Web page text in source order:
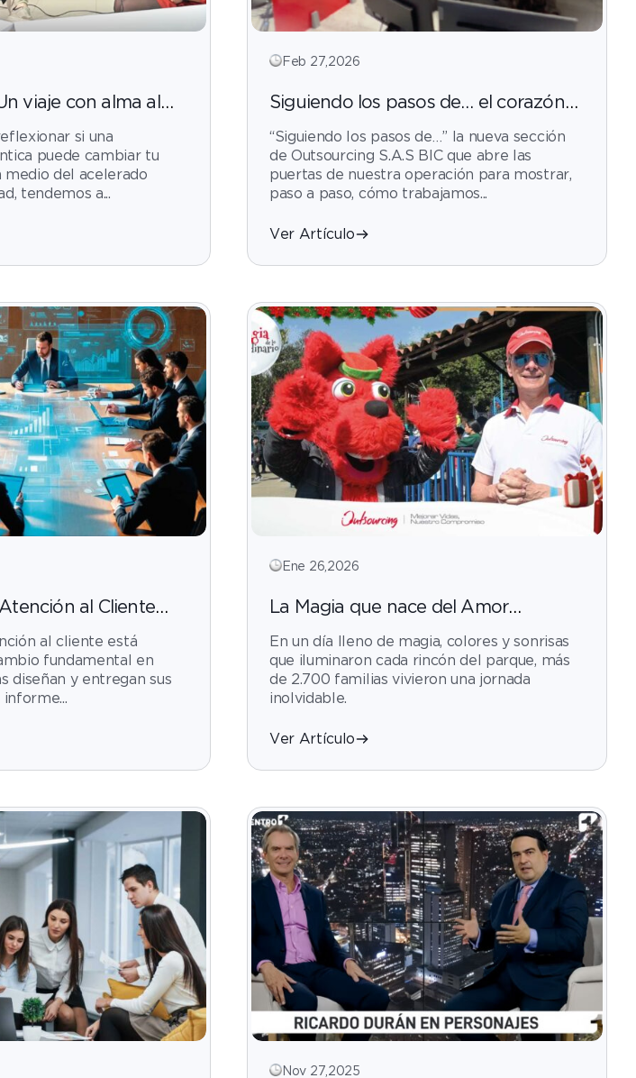
viaje con alma al
si una
puede cambiar tu
medio del acelerado
tendemos a...
Feb 27,2026
Siguiendo los pasos de… el corazón
“Siguiendo los pasos de…” la nueva sección
de Outsourcing S.A.S BIC que abre las
puertas de nuestra operación para mostrar,
paso a paso, cómo trabajamos...
Ver Artículo
al Cliente
y los Agentes
al cliente está
fundamental en
diseñan y entregan sus
Ene 26,2026
La Magia que nace del Amor
En un día lleno de magia, colores y sonrisas
que iluminaron cada rincón del parque, más
de 2.700 familias vivieron una jornada
inolvidable.
Ver Artículo
Nov 27,2025